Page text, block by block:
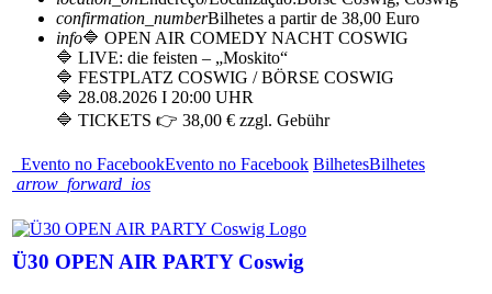
confirmation_numberBilhetes a partir de 38,00 Euro
info🔷 OPEN AIR COMEDY NACHT COSWIG
🔷 LIVE: die feisten – „Moskito“
🔷 FESTPLATZ COSWIG / BÖRSE COSWIG
🔷 28.08.2026 I 20:00 UHR
🔷 TICKETS 👉 38,00 € zzgl. Gebühr
Evento no FacebookEvento no Facebook BilhetesBilhetes
arrow_forward_ios
Ü30 OPEN AIR PARTY Coswig